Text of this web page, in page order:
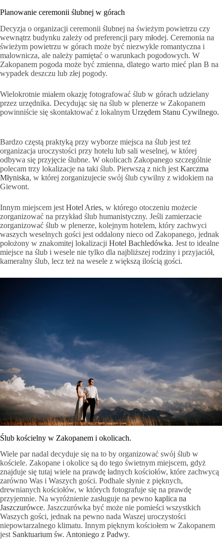
Planowanie ceremonii ślubnej w górach
Decyzja o organizacji ceremonii ślubnej na świeżym powietrzu czy
wewnątrz budynku zależy od preferencji pary młodej. Ceremonia na
świeżym powietrzu w górach może być niezwykle romantyczna i
malownicza, ale należy pamiętać o warunkach pogodowych. W
Zakopanem pogoda może być zmienna, dlatego warto mieć plan B na
wypadek deszczu lub złej pogody.
Wielokrotnie miałem okazję fotografować ślub w górach udzielany
przez urzędnika. Decydując się na ślub w plenerze w Zakopanem
powinniście się skontaktować z lokalnym Urzędem Stanu Cywilnego.
Bardzo częstą praktyką przy wyborze miejsca na ślub jest też
organizacja uroczystości przy hotelu lub sali weselnej, w której
odbywa się przyjęcie ślubne. W okolicach Zakopanego szczególnie
polecam trzy lokalizacje na taki ślub. Pierwszą z nich jest Karczma
Młyniska, w której zorganizujecie swój ślub cywilny z widokiem na
Giewont.
Innym miejscem jest Hotel Aries, w którego otoczeniu możecie
zorganizować na przykład ślub humanistyczny. Jeśli zamierzacie
zorganizować ślub w plenerze, kolejnym hotelem, który zachwyci
waszych weselnych gości jest oddalony nieco od Zakopanego, jednak
położony w znakomitej lokalizacji Hotel Bachledówka. Jest to idealne
miejsce na ślub i wesele nie tylko dla najbliższej rodziny i przyjaciół,
kameralny ślub, lecz też na wesele z większą ilością gości.
Ślub kościelny w Zakopanem i okolicach.
Wiele par nadal decyduje się na to by organizować swój ślub w
kościele. Zakopane i okolice są do tego świetnym miejscem, gdyż
znajduje się tutaj wiele na prawdę ładnych kościołów, które zachwycą
zarówno Was i Waszych gości. Podhale słynie z pięknych,
drewnianych kościołów, w których fotografuje się na prawdę
przyjemnie. Na wyróżnienie zasługuje na pewno kaplica na
Jaszczurówce. Jaszczurówka być może nie pomieści wszystkich
Waszych gości, jednak na pewno nada Waszej uroczystości
niepowtarzalnego klimatu. Innym pięknym kościołem w Zakopanem
jest Sanktuarium św. Antoniego z Padwy.